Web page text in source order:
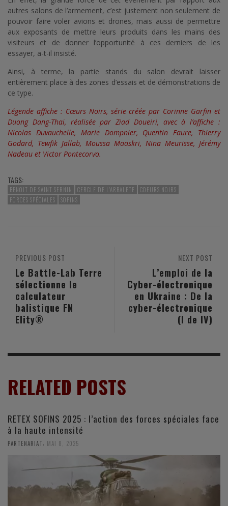
autres salons de l’armement, c’est justement non seulement de
pouvoir faire voler avions et drones, mais aussi de permettre
aux exposants de mettre leurs produits dans les mains des
visiteurs et de donner l’opportunité à ces derniers de les
essayer, a-t-il insisté.
Ainsi, à terme, la partie stands du salon devrait laisser
entièrement place à des zones d’essais et de démonstrations de
ce type.
Légende affiche : Cœurs Noirs, série créée par Corinne Garfin et
Duong Dang-Thai, réalisée par Ziad Doueiri, avec à l’affiche :
Nicolas Duvauchelle, Marie Dompnier, Quentin Faure, Thierry
Godard, Tewfik Jallab, Moussa Maaskri, Nina Meurisse, Jérémy
Nadeau et Victor Pontecorvo.
TAGS:
BENOIT DE SAINT SERNIN CERCLE DE L'ARBALETE
COEURS NOIRS
FORCES SPÉCIALES
SOFINS
NEXT POST
L’emploi de la
Cyber-électronique
en Ukraine : De la
cyber-électronique
(I de IV)
PREVIOUS POST
Le Battle-Lab Terre
sélectionne le
calculateur
balistique FN
Elity®
RELATED POSTS
RETEX SOFINS 2025 : l’action des forces spéciales face
à la haute intensité
PARTENARIAT MAI 8, 2025